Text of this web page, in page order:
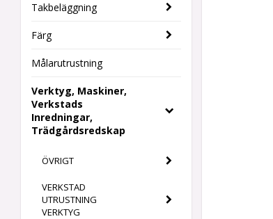
Takbeläggning
Färg
Målarutrustning
Verktyg, Maskiner,
Verkstads
Inredningar,
Trädgårdsredskap
ÖVRIGT
VERKSTAD
UTRUSTNING
VERKTYG